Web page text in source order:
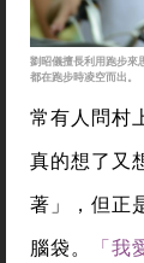
劉昭儀擅長利用跑步來
都在跑步時凌空而出。
常有人問村
真的想了又
著」，但正
腦袋。
「我